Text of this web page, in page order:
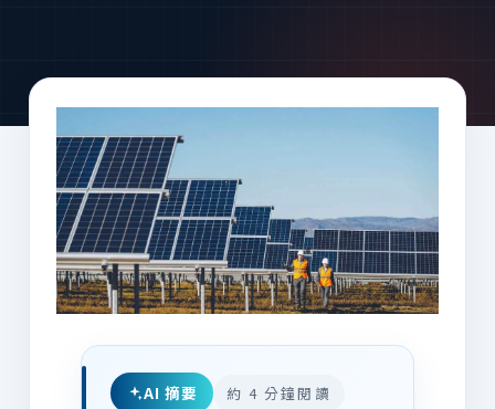
AI 摘要 約 4 分鐘閱讀